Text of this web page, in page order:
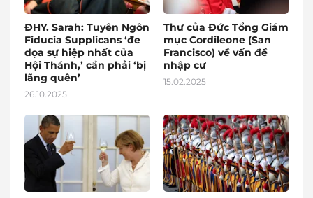
ĐHY. Sarah: Tuyên Ngôn
Fiducia Supplicans ‘đe
dọa sự hiệp nhất của
Hội Thánh,’ cần phải ‘bị
lãng quên’
26.10.2025
Thư của Đức Tổng Giám
mục Cordileone (San
Francisco) về vấn đề
nhập cư
15.02.2025